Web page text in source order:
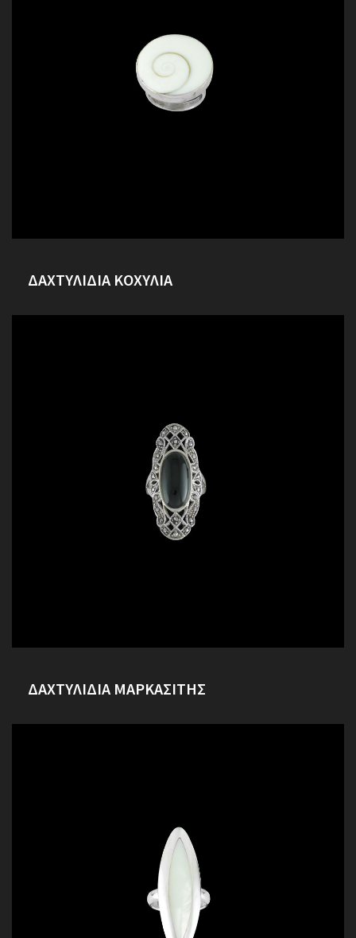
ΔΑΧΤΥΛΙΔΙΑ ΚΟΧΥΛΙΑ
ΔΑΧΤΥΛΙΔΙΑ ΜΑΡΚΑΣΙΤΗΣ